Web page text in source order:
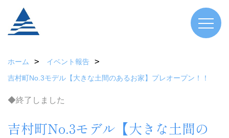
ホーム
イベント報告
吉村町No.3モデル【大きな土間のあるお家】プレオープン！！
◆終了しました
吉村町No.3モデル【大きな土間の